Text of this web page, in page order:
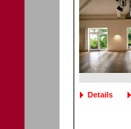
Details